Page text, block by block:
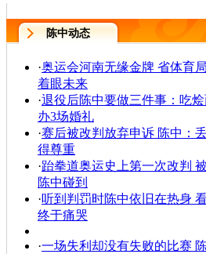
陈中动态
·奥运会河南无缘金牌 省体育
着眼未来
·退役后陈中要做三件事：吃
办3场婚礼
·赛后被改判放弃申诉 陈中：
得尊重
·跆拳道奥运史上第一次改判
陈中碰到
·听到判罚时陈中依旧在热身
终于痛哭
·一场失利却没有失败的比赛